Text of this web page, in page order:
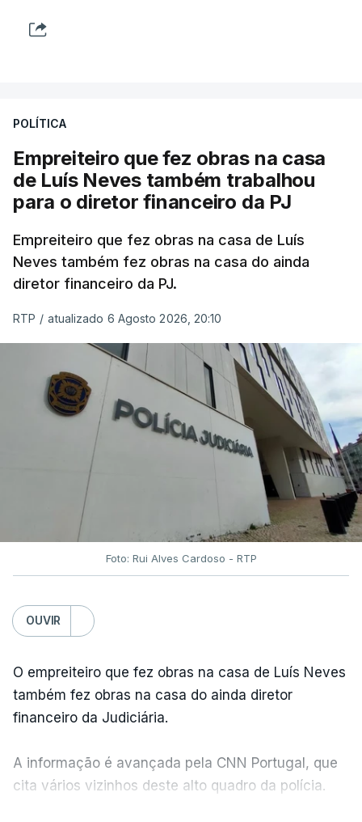
POLÍTICA
Empreiteiro que fez obras na casa
de Luís Neves também trabalhou
para o diretor financeiro da PJ
Empreiteiro que fez obras na casa de Luís
Neves também fez obras na casa do ainda
diretor financeiro da PJ.
RTP / atualizado 6 Agosto 2026, 20:10
Foto: Rui Alves Cardoso - RTP
OUVIR
O empreiteiro que fez obras na casa de Luís Neves
também fez obras na casa do ainda diretor
financeiro da Judiciária.
A informação é avançada pela CNN Portugal, que
cita vários vizinhos deste alto quadro da polícia.